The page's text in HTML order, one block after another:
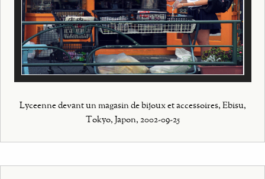
Lyceenne devant un magasin de bijoux et accessoires, Ebisu,
Tokyo, Japon, 2002-09-25